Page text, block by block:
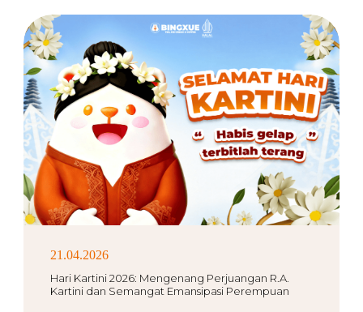
21.04.2026
Hari Kartini 2026: Mengenang Perjuangan R.A.
Kartini dan Semangat Emansipasi Perempuan